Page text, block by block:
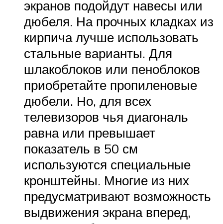
экранов подойдут навесы или
дюбеля. На прочных кладках из
кирпича лучше использовать
стальные варианты. Для
шлакоблоков или пеноблоков
приобретайте пропиленовые
дюбели. Но, для всех
телевизоров чья диагональ
равна или превышает
показатель в 50 см
используются специальные
кронштейны. Многие из них
предусматривают возможность
выдвижения экрана вперед,